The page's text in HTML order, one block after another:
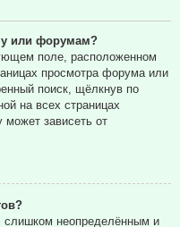
или форумам?
поле, расположенном
просмотра форума или
поиск, щёлкнув по
на всех страницах
может зависеть от
слишком неопределённым и